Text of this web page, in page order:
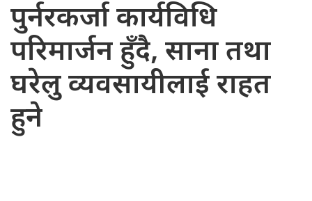
पुर्नरकर्जा कार्यविधि
परिमार्जन हुँदै, साना तथा
घरेलु व्यवसायीलाई राहत
हुने